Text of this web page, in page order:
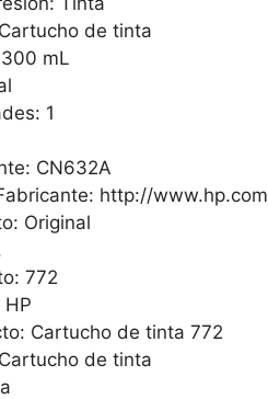
de tinta
mL
1
CN632A
http://www.hp.com
Original
772
Cartucho de tinta 772
de tinta